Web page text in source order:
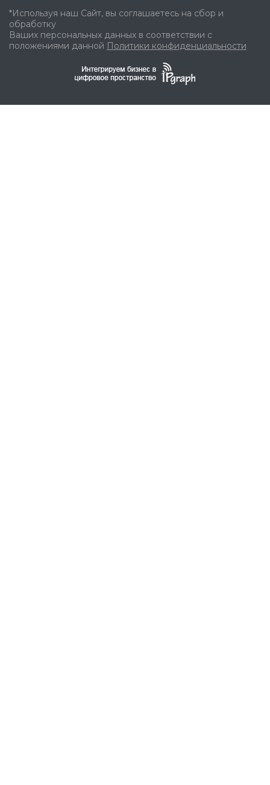
*Используя наш Сайт, вы соглашаетесь на сбор и
обработку
Ваших персональных данных в соответствии с
положениями данной Политики конфиденциальности